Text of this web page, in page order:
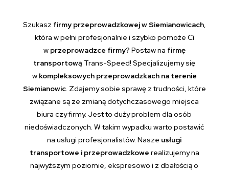
Szukasz firmy przeprowadzkowej w Siemianowicach,
która w pełni profesjonalnie i szybko pomoże Ci
w przeprowadzce firmy? Postaw na firmę
transportową Trans-Speed! Specjalizujemy się
w kompleksowych przeprowadzkach na terenie
Siemianowic. Zdajemy sobie sprawę z trudności, które
związane są ze zmianą dotychczasowego miejsca
biura czy firmy. Jest to duży problem dla osób
niedoświadczonych. W takim wypadku warto postawić
na usługi profesjonalistów. Nasze usługi
transportowe i przeprowadzkowe realizujemy na
najwyższym poziomie, ekspresowo i z dbałością o